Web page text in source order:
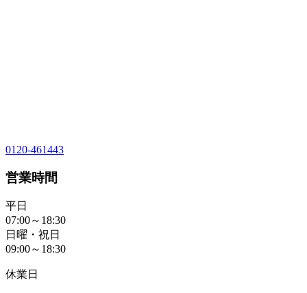
0120-461443
営業時間
平日
07:00～18:30
日曜・祝日
09:00～18:30
休業日